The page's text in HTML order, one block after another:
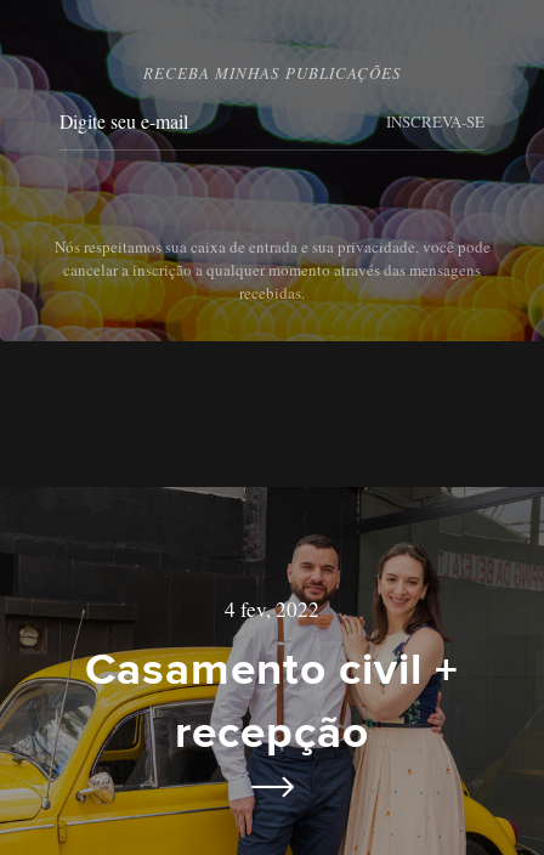
RECEBA MINHAS PUBLICAÇÕES
INSCREVA-SE
Nós respeitamos sua caixa de entrada e sua privacidade, você pode
cancelar a inscrição a qualquer momento através das mensagens
recebidas.
4 fev, 2022
Casamento civil +
recepção